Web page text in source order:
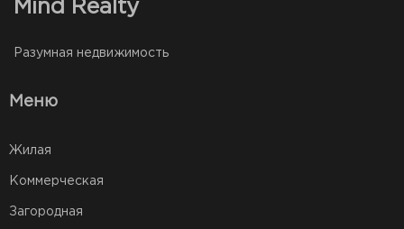
Mind Realty
Разумная недвижимость
Меню
Жилая
Коммерческая
Загородная